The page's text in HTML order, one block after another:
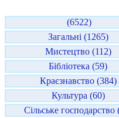
(6522)
Загальні (1265)
Мистецтво (112)
Бібліотека (59)
Краєзнавство (384)
Культура (60)
Сільське господарство